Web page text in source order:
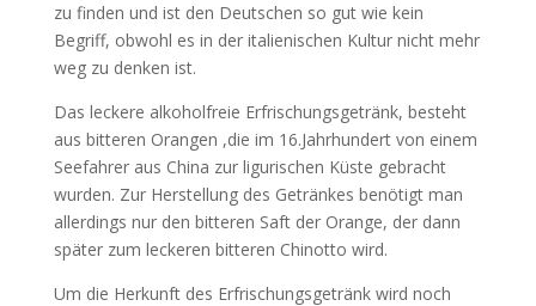
zu finden und ist den Deutschen so gut wie kein
Begriff, obwohl es in der italienischen Kultur nicht mehr
weg zu denken ist.
Das leckere alkoholfreie Erfrischungsgetränk, besteht
aus bitteren Orangen ,die im 16.Jahrhundert von einem
Seefahrer aus China zur ligurischen Küste gebracht
wurden. Zur Herstellung des Getränkes benötigt man
allerdings nur den bitteren Saft der Orange, der dann
später zum leckeren bitteren Chinotto wird.
Um die Herkunft des Erfrischungsgetränk wird noch